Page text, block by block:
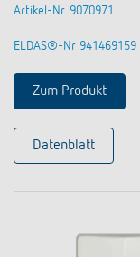
Artikel-Nr. 9070971
ELDAS®-Nr 941469159
Zum Produkt
Datenblatt